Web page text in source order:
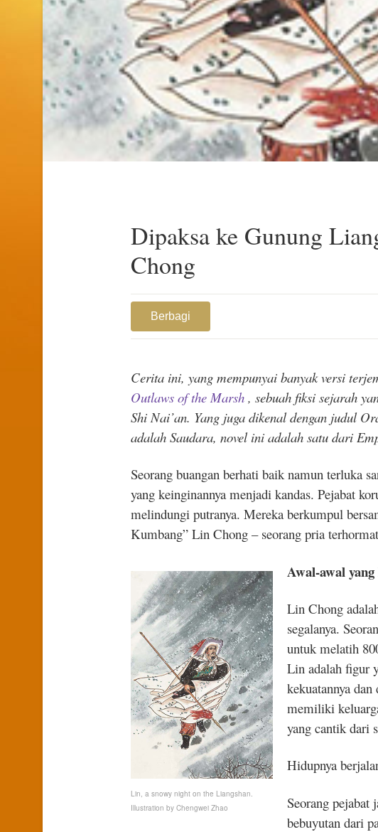
Dipaksa ke Gunung
Chong
Berbagi
Cerita ini, yang mempunyai banyak versi
Outlaws of the Marsh, sebuah fiksi sejarah
Shi Nai’an. Yang juga dikenal dengan judul
adalah Saudara, novel ini adalah satu dari
Seorang buangan berhati baik namun terluka
yang keinginannya menjadi kandas. Pejabat
melindungi putranya. Mereka berkumpul
Kumbang” Lin Chong – seorang pria
Lin, a snowy night on the Liangshan.
Illustration by Chengwei Zhao
Awal-awal
Lin Chong
segalanya.
untuk melatih
Lin adalah figur
kekuatannya
memiliki
yang cantik dari
Hidupnya
Seorang pejabat
bebuyutan dari